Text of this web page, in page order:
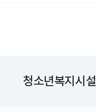
청소년복지시설